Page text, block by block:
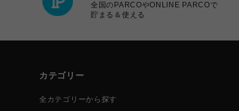
全国のPARCOやONLINE PARCOで
貯まる＆使える
カテゴリー
全カテゴリーから探す